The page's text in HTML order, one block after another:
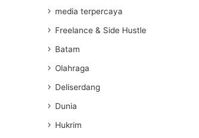
media terpercaya
Freelance & Side Hustle
Batam
Olahraga
Deliserdang
Dunia
Hukrim